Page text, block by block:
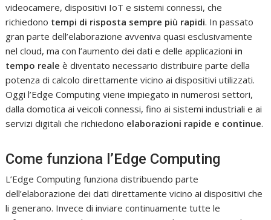
videocamere, dispositivi IoT e sistemi connessi, che
richiedono tempi di risposta sempre più rapidi. In passato
gran parte dell’elaborazione avveniva quasi esclusivamente
nel cloud, ma con l’aumento dei dati e delle applicazioni in
tempo reale è diventato necessario distribuire parte della
potenza di calcolo direttamente vicino ai dispositivi utilizzati.
Oggi l’Edge Computing viene impiegato in numerosi settori,
dalla domotica ai veicoli connessi, fino ai sistemi industriali e ai
servizi digitali che richiedono elaborazioni rapide e continue.
Come funziona l’Edge Computing
L’Edge Computing funziona distribuendo parte
dell’elaborazione dei dati direttamente vicino ai dispositivi che
li generano. Invece di inviare continuamente tutte le